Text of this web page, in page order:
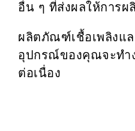
อื่น ๆ ที่ส่งผลให้การผ
ผลิตภัณฑ์เชื้อเพลิงแ
อุปกรณ์ของคุณจะทำ
ต่อเนื่อง